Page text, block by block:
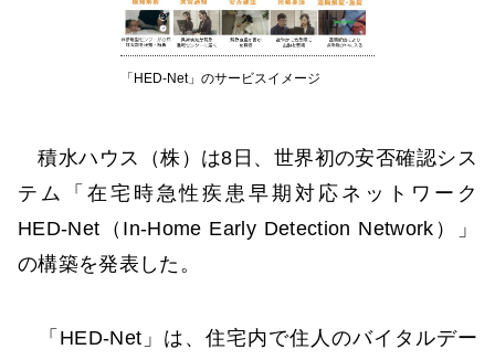
「HED-Net」のサービスイメージ
積水ハウス（株）は8日、世界初の安否確認シス
テム「在宅時急性疾患早期対応ネットワーク
HED-Net（In-Home Early Detection Network）」
の構築を発表した。
「HED-Net」は、住宅内で住人のバイタルデー